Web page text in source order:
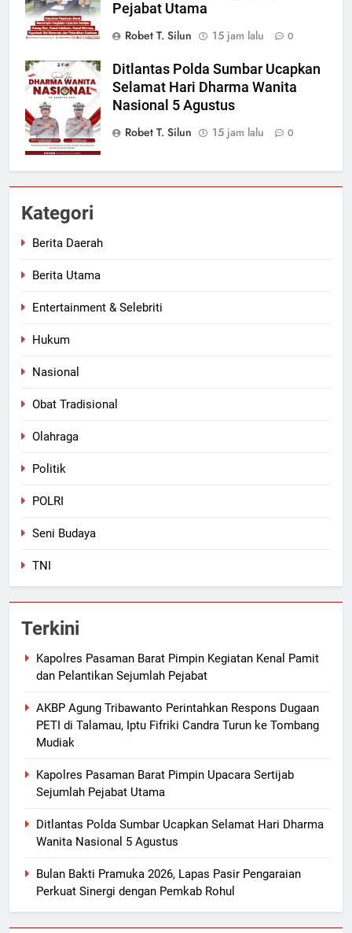
Pejabat Utama
Robet T. Silun
15 jam lalu 0
Ditlantas Polda Sumbar Ucapkan
Selamat Hari Dharma Wanita
Nasional 5 Agustus
Robet T. Silun
15 jam lalu 0
Kategori
Berita Daerah
Berita Utama
Entertainment & Selebriti
Hukum
Nasional
Obat Tradisional
Olahraga
Politik
POLRI
Seni Budaya
TNI
Terkini
Kapolres Pasaman Barat Pimpin Kegiatan Kenal Pamit
dan Pelantikan Sejumlah Pejabat
AKBP Agung Tribawanto Perintahkan Respons Dugaan
PETI di Talamau, Iptu Fifriki Candra Turun ke Tombang
Mudiak
Kapolres Pasaman Barat Pimpin Upacara Sertijab
Sejumlah Pejabat Utama
Ditlantas Polda Sumbar Ucapkan Selamat Hari Dharma
Wanita Nasional 5 Agustus
Bulan Bakti Pramuka 2026, Lapas Pasir Pengaraian
Perkuat Sinergi dengan Pemkab Rohul